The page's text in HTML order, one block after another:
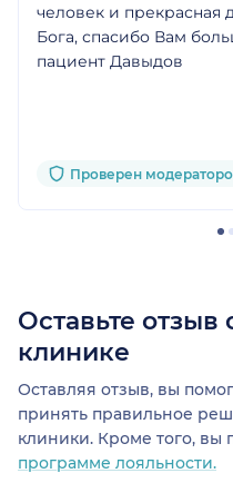
человек и прекрасная
Бога, спасибо Вам
пациент Давыдов
Проверен
Оставьте отзыв
клинике
Оставляя отзыв, вы
принять правильное
клиники. Кроме того, вы
программе лояльности.